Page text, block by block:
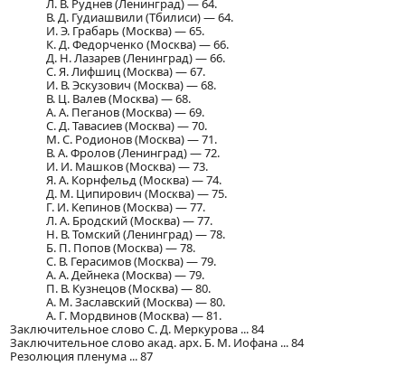
Л. В. Руднев (Ленинград) — 64.
В. Д. Гудиашвили (Тбилиси) — 64.
И. Э. Грабарь (Москва) — 65.
К. Д. Федорченко (Москва) — 66.
Д. Н. Лазарев (Ленинград) — 66.
С. Я. Лифшиц (Москва) — 67.
И. В. Эскузович (Москва) — 68.
В. Ц. Валев (Москва) — 68.
А. А. Пеганов (Москва) — 69.
С. Д. Тавасиев (Москва) — 70.
М. С. Родионов (Москва) — 71.
В. А. Фролов (Ленинград) — 72.
И. И. Машков (Москва) — 73.
Я. А. Корнфельд (Москва) — 74.
Д. М. Ципирович (Москва) — 75.
Г. И. Кепинов (Москва) — 77.
Л. А. Бродский (Москва) — 77.
Н. В. Томский (Ленинград) — 78.
Б. П. Попов (Москва) — 78.
С. В. Герасимов (Москва) — 79.
А. А. Дейнека (Москва) — 79.
П. В. Кузнецов (Москва) — 80.
А. М. Заславский (Москва) — 80.
А. Г. Мордвинов (Москва) — 81.
Заключительное слово С. Д. Меркурова ... 84
Заключительное слово акад. арх. Б. М. Иофана ... 84
Резолюция пленума ... 87